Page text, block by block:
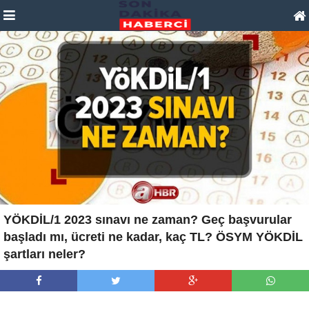
YÖKDİL/1 2023 sınavı ne zaman? Geç başvurular
başladı mı, ücreti ne kadar, kaç TL? ÖSYM YÖKDİL
şartları neler?